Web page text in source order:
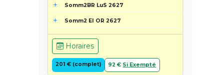
Somm2BR LuS 2627
Somm2 EI OR 2627
Horaires
201 € (complet) 92 € Si Exempté